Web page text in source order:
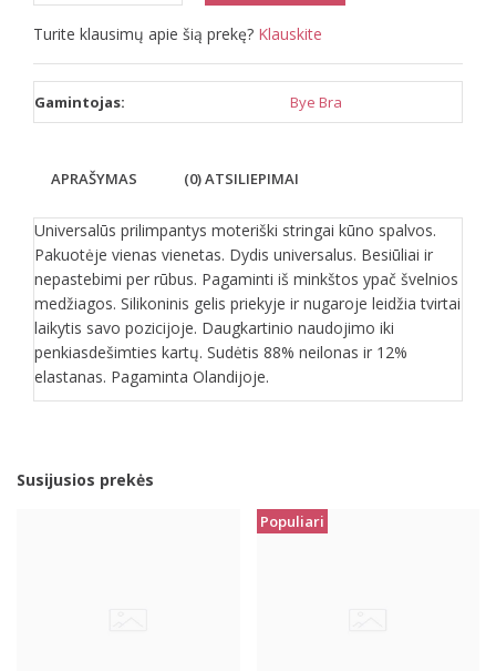
Turite klausimų apie šią prekę? Klauskite
Gamintojas: Bye Bra
APRAŠYMAS (0) ATSILIEPIMAI
Universalūs prilimpantys moteriški stringai kūno spalvos.
Pakuotėje vienas vienetas. Dydis universalus. Besiūliai ir
nepastebimi per rūbus. Pagaminti iš minkštos ypač švelnios
medžiagos. Silikoninis gelis priekyje ir nugaroje leidžia tvirtai
laikytis savo pozicijoje. Daugkartinio naudojimo iki
penkiasdešimties kartų. Sudėtis 88% neilonas ir 12%
elastanas. Pagaminta Olandijoje.
Susijusios prekės
Populiari